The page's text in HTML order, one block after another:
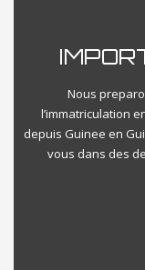
Nous
l’immatriculation
depuis Guinee en
vous dans des